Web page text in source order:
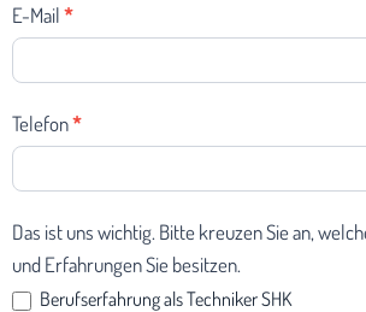
E-Mail*
Telefon*
Das ist uns wichtig. Bitte kreuzen Sie an,
und Erfahrungen Sie besitzen.
Berufserfahrung als Techniker SHK